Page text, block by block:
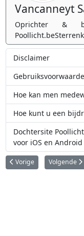
Vancanneyt
Oprichter &
Disclaimer
Hoe kan men
Hoe kunt u een
Dochtersite
voor iOS en Android
Vorig artikel: Poollicht,
Vorige Volgende
Volgende